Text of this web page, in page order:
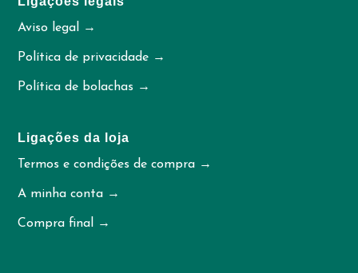
Aviso legal →
Política de privacidade →
Política de bolachas →
Ligações da loja
Termos e condições de compra →
A minha conta →
Compra final →